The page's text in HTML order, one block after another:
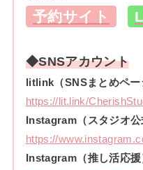
予約サイト
◆SNSアカウント
litlink（SNSまとめペー
https://lit.link/
Instagram（スタジオ公
https://
Instagram（推し活応